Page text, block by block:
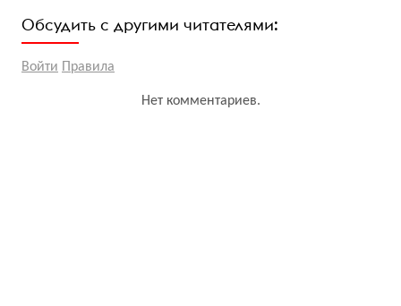
Обсудить с другими читателями:
Войти Правила
Нет комментариев.